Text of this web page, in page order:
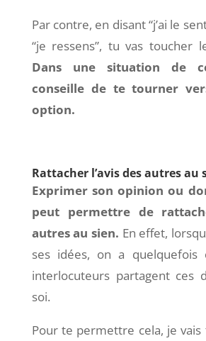
Par contre, en disant “j’ai le
“je ressens”, tu vas toucher
Dans une situation de
conseille de te tourner
option.
Rattacher l’avis des autres au
Exprimer son opinion ou
peut permettre de
autres au sien. En effet,
ses idées, on a quelquefois
interlocuteurs partagent ces
soi.
Pour te permettre cela, je